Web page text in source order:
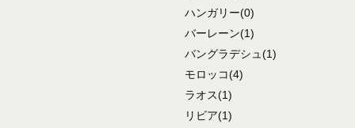
ハンガリー(0)
バーレーン(1)
バングラデシュ (1)
モロッコ(4)
ラオス(1)
リビア(1)